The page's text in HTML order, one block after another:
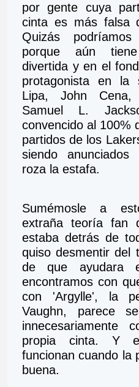
por gente cuya
cinta es más falsa
Quizás
porque aún
divertida y en el
protagonista en la
Lipa, John
Samuel L.
convencido al 100%
partidos de los
siendo anunciados
roza la estafa.
Sumémosle a
extraña teoría fan
estaba detrás de
quiso desmentir del
de que ayudara
encontramos con
con 'Argylle', la
Vaughn, parece
innecesariamente
propia cinta. Y
funcionan cuando la
buena.